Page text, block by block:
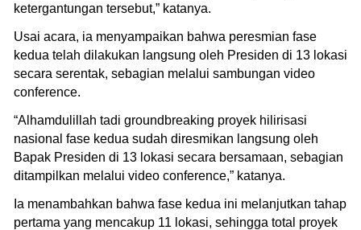
ketergantungan tersebut,” katanya.
Usai acara, ia menyampaikan bahwa peresmian fase
kedua telah dilakukan langsung oleh Presiden di 13 lokasi
secara serentak, sebagian melalui sambungan video
conference.
“Alhamdulillah tadi groundbreaking proyek hilirisasi
nasional fase kedua sudah diresmikan langsung oleh
Bapak Presiden di 13 lokasi secara bersamaan, sebagian
ditampilkan melalui video conference,” katanya.
Ia menambahkan bahwa fase kedua ini melanjutkan tahap
pertama yang mencakup 11 lokasi, sehingga total proyek